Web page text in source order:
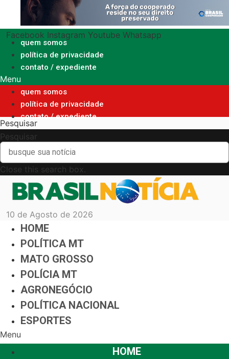
o
conteúdo
Facebook Instagram Youtube Whatsapp
quem somos
política de privacidade
contato / expediente
Menu
quem somos
política de privacidade
contato / expediente
Pesquisar
Pesquisar
Close this search box.
10 de Agosto de 2026
HOME
POLÍTICA MT
MATO GROSSO
POLÍCIA MT
AGRONEGÓCIO
POLÍTICA NACIONAL
ESPORTES
Menu
HOME